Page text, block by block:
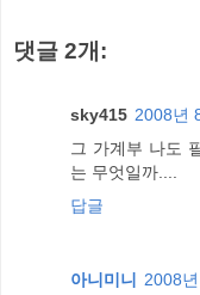
댓글 2개:
sky415 2008년
그 가계부 나도
는 무엇일까....
답글
아니미니
2008